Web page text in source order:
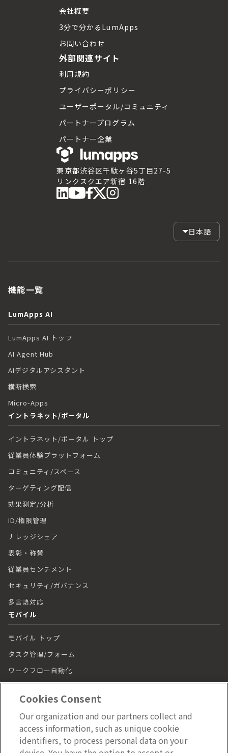
東京都渋谷区千駄ヶ谷5丁目27-5
リンクスクエア新宿 16階
会社概要
3分で分かるLumApps
お問い合わせ
外部関連サイト
利用規約
プライバシーポリシー
ユーザーポータル/コミュニティ
パートナープログラム
パートナー企業
日本語
機能一覧
LumApps AI
LumApps AI トップ
AI Agent Hub
AIデジタルアシスタント
横断検索
Micro-Apps
イントラネット/ポータル
イントラネット/ポータル トップ
従業員体験プラットフォーム
コミュニティ/スペース
ターゲティング配信
効果測定/分析
ID/権限管理
ナレッジシェア
表彰・称賛
従業員センチメント
セキュリティ/ガバナンス
多言語対応
モバイル
モバイル トップ
タスク管理/フォーム
ワークフロー自動化
シフト管理
チャット
モバイルアプリ
効果測定/分析
Cookies Consent
Our organization and our partners collect and
access information, such as unique cookie
identifiers, to process personal data on your